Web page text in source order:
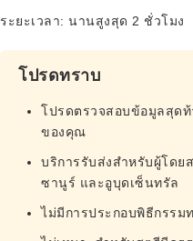
ระยะเวลา: นานสูงสุด 2 ชั่วโมง
โปรดทราบ
โปรดตรวจสอบข้อมูลสุดท้
ของคุณ
บริการรับส่งสำหรับผู้โดย
ซานูร์ และอูบุดเซ็นทรัล
ไม่มีการประกอบพิธีกรรม